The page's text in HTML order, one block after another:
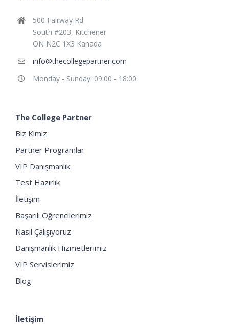
500 Fairway Rd
South #203, Kitchener
ON N2C 1X3 Kanada
info@thecollegepartner.com
Monday - Sunday: 09:00 - 18:00
The College Partner
Biz Kimiz
Partner Programlar
VIP Danışmanlık
Test Hazırlık
İletişim
Başarılı Öğrencilerimiz
Nasıl Çalışıyoruz
Danışmanlık Hizmetlerimiz
VIP Servislerimiz
Blog
İletişim